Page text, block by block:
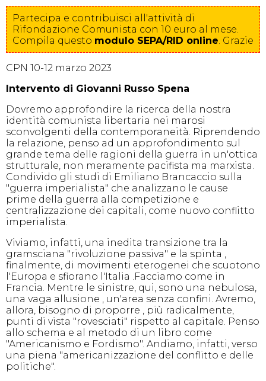
Partecipa e contribuisci all'attività di
Rifondazione Comunista con 10 euro al mese.
Compila questo modulo SEPA/RID online. Grazie
CPN 10-12 marzo 2023
Intervento di Giovanni Russo Spena
Dovremo approfondire la ricerca della nostra
identità comunista libertaria nei marosi
sconvolgenti della contemporaneità. Riprendendo
la relazione, penso ad un approfondimento sul
grande tema delle ragioni della guerra in un'ottica
strutturale, non meramente pacifista ma marxista.
Condivido gli studi di Emiliano Brancaccio sulla
"guerra imperialista" che analizzano le cause
prime della guerra alla competizione e
centralizzazione dei capitali, come nuovo conflitto
imperialista.
Viviamo, infatti, una inedita transizione tra la
gramsciana "rivoluzione passiva" e la spinta ,
finalmente, di movimenti eterogenei che scuotono
l'Europa e sfiorano l'Italia .Facciamo come in
Francia. Mentre le sinistre, qui, sono una nebulosa,
una vaga allusione , un'area senza confini. Avremo,
allora, bisogno di proporre , più radicalmente,
punti di vista "rovesciati" rispetto al capitale. Penso
allo schema e al metodo di un libro come
"Americanismo e Fordismo". Andiamo, infatti, verso
una piena "americanizzazione del conflitto e delle
politiche".